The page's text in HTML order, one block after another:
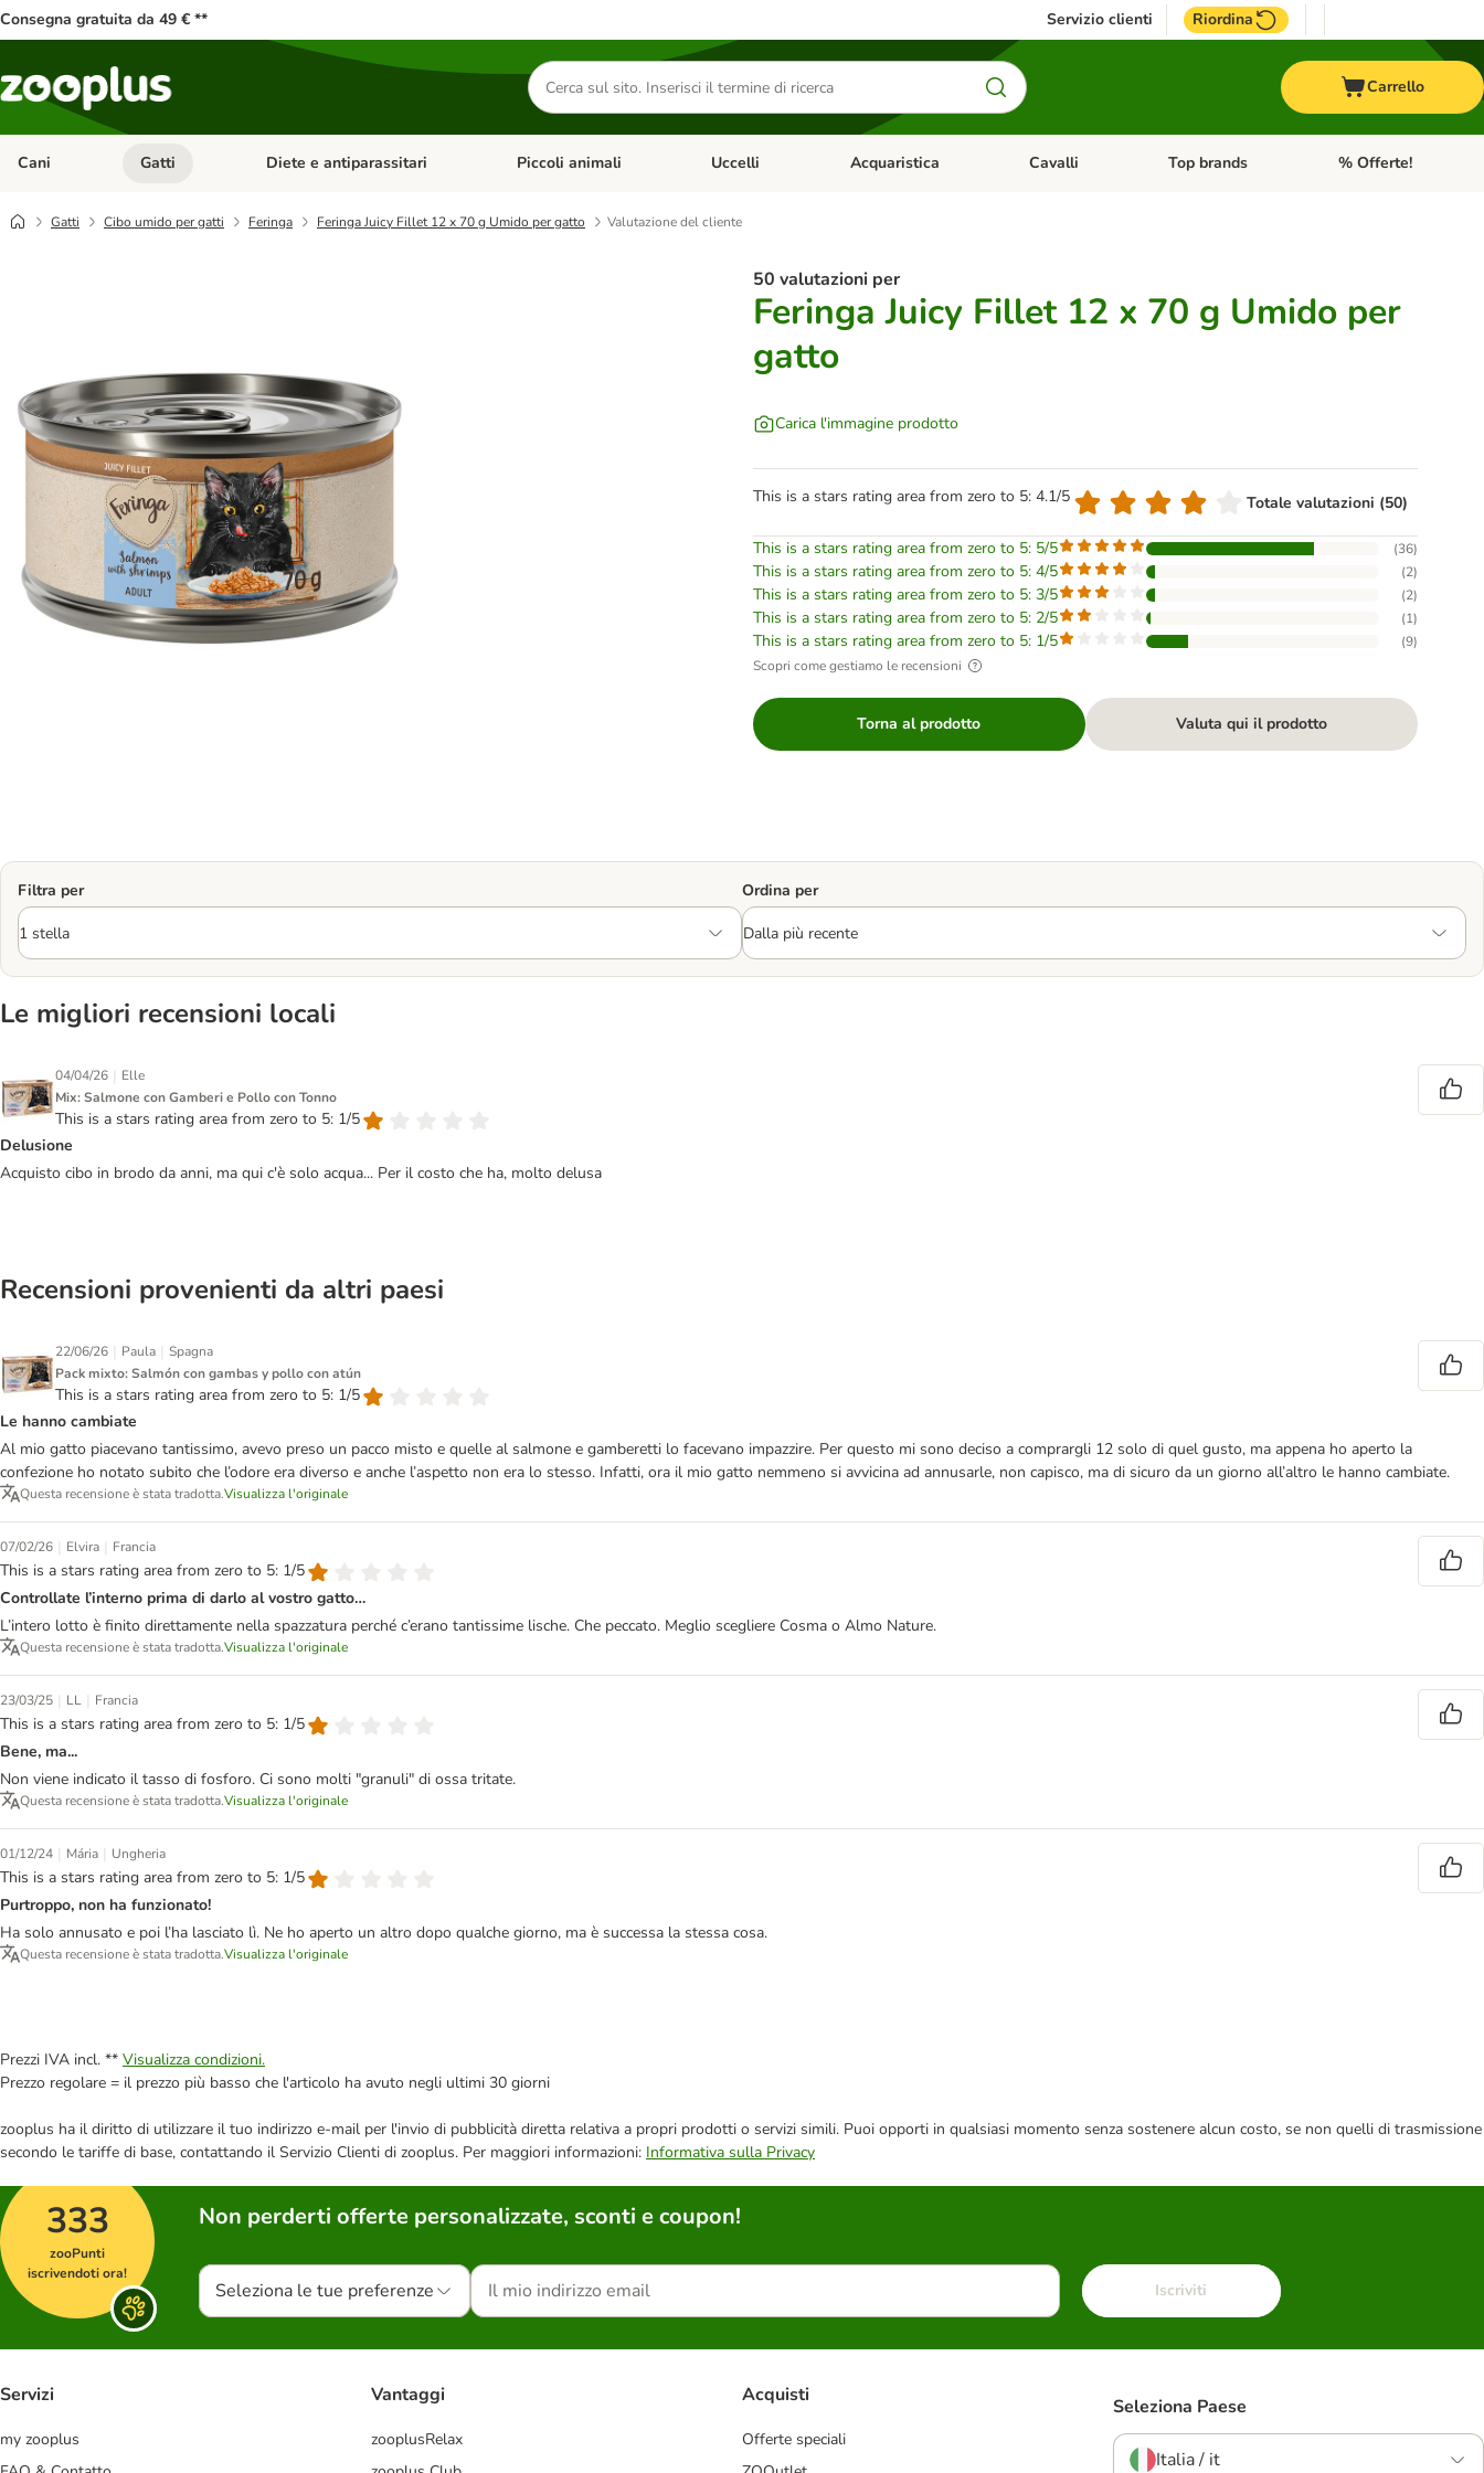
Consegna gratuita da 49 € ** Servizio clienti Riordina
Cerca
prodotti
Carrello
Cani Apri Menu Categoria: Cani
Gatti Apri Menu Categoria: Gatti
Diete e antiparassitari Apri Menu Categoria: Diete e antiparassitari
Piccoli animali Apri Menu Categoria: Piccoli animali
Uccelli Apri Menu Categoria: Uccelli
Acquaristica Apri Menu Categoria: Acquaristica
Cavalli Apri Menu Categoria: Cavalli
Top brands Apri Menu Categoria:
% Offerte!
Gatti Cibo umido per gatti Feringa Feringa Juicy Fillet 12 x 70 g Umido per gatto Valutazione del cliente
50 valutazioni per
Feringa Juicy Fillet 12 x 70 g Umido per
gatto
Carica l'immagine prodotto
This is a stars rating area from zero to 5: 4.1/5 Totale valutazioni (50)
This is a stars rating area from zero to 5: 5/5 (36)
This is a stars rating area from zero to 5: 4/5 (2)
This is a stars rating area from zero to 5: 3/5 (2)
This is a stars rating area from zero to 5: 2/5 (1)
This is a stars rating area from zero to 5: 1/5 (9)
Scopri come gestiamo le recensioni
Torna al prodotto Valuta qui il prodotto
Filtra per Ordina per
Le migliori recensioni locali
04/04/26 | Elle
Mix: Salmone con Gamberi e Pollo con Tonno
This is a stars rating area from zero to 5: 1/5
Delusione
Acquisto cibo in brodo da anni, ma qui c'è solo acqua... Per il costo che ha, molto delusa
Recensioni provenienti da altri paesi
22/06/26 | Paula | Spagna
Pack mixto: Salmón con gambas y pollo con atún
This is a stars rating area from zero to 5: 1/5
Le hanno cambiate
Al mio gatto piacevano tantissimo, avevo preso un pacco misto e quelle al salmone e gamberetti lo facevano impazzire. Per questo mi sono deciso a comprargli 12 solo di quel gusto, ma appena ho aperto la
confezione ho notato subito che l’odore era diverso e anche l’aspetto non era lo stesso. Infatti, ora il mio gatto nemmeno si avvicina ad annusarle, non capisco, ma di sicuro da un giorno all’altro le hanno cambiate.
Questa recensione è stata tradotta.Visualizza l'originale
07/02/26 | Elvira | Francia
This is a stars rating area from zero to 5: 1/5
Controllate l’interno prima di darlo al vostro gatto…
L’intero lotto è finito direttamente nella spazzatura perché c’erano tantissime lische. Che peccato. Meglio scegliere Cosma o Almo Nature.
Questa recensione è stata tradotta.Visualizza l'originale
23/03/25 | LL | Francia
This is a stars rating area from zero to 5: 1/5
Bene, ma...
Non viene indicato il tasso di fosforo. Ci sono molti "granuli" di ossa tritate.
Questa recensione è stata tradotta.Visualizza l'originale
01/12/24 | Mária | Ungheria
This is a stars rating area from zero to 5: 1/5
Purtroppo, non ha funzionato!
Ha solo annusato e poi l’ha lasciato lì. Ne ho aperto un altro dopo qualche giorno, ma è successa la stessa cosa.
Questa recensione è stata tradotta.Visualizza l'originale
Prezzi IVA incl. ** Visualizza condizioni.
Prezzo regolare = il prezzo più basso che l'articolo ha avuto negli ultimi 30 giorni
zooplus ha il diritto di utilizzare il tuo indirizzo e-mail per l'invio di pubblicità diretta relativa a propri prodotti o servizi simili. Puoi opporti in qualsiasi momento senza sostenere alcun costo, se non quelli di trasmissione
secondo le tariffe di base, contattando il Servizio Clienti di zooplus. Per maggiori informazioni: Informativa sulla Privacy
333
zooPunti
iscrivendoti ora!
Non perderti offerte personalizzate, sconti e coupon!
Seleziona le tue preferenze Iscriviti
Servizi
my zooplus
Vantaggi
zooplusRelax
Acquisti
Offerte speciali
Seleziona Paese
Italia / it